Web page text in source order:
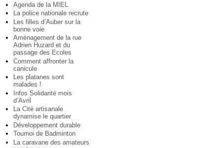
Agenda de la MIEL
La police nationale recrute
Les filles d’Auber sur la
bonne voie
Aménagement de la rue
Adrien Huzard et du
passage des Ecoles
Comment affronter la
canicule
Les platanes sont
malades !
Infos Solidarité mois
d’Avril
La Cité artisanale
dynamise le quartier
Développement durable
Tournoi de Badminton
La caravane des amateurs